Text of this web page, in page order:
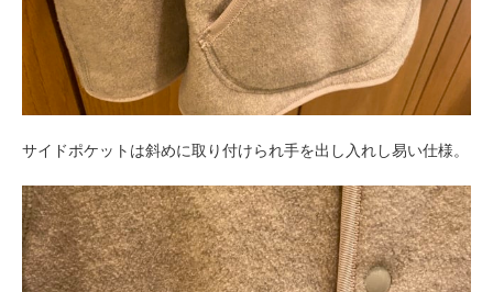
サイドポケットは斜めに取り付けられ手を出し入れし易い仕様。